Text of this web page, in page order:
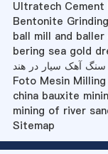
Ultratech Cement
Bentonite
ball mill and
bering sea gold
آهک سیار در هند
Foto Mesin
china bauxite
mining of river
Sitemap